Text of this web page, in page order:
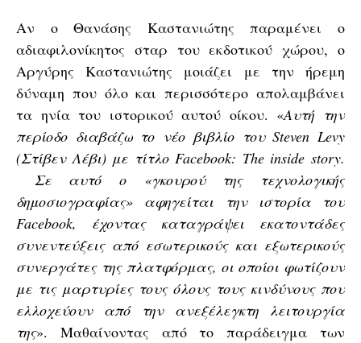
Αν ο Θανάσης Καστανιώτης παραμένει ο
αδιαφιλονίκητος σταρ του εκδοτικού χώρου, ο
Αργύρης Καστανιώτης μοιάζει με την ήρεμη
δύναμη που όλο και περισσότερο απολαμβάνει
τα ηνία του ιστορικού αυτού οίκου. «Αυτή την
περίοδο διαβάζω το νέο βιβλίο του Steven Levy
(Στίβεν Λέβι) με τίτλο Facebook: The inside story.
Σε αυτό ο «γκουρού της τεχνολογικής
δημοσιογραφίας» αφηγείται την ιστορία του
Facebook, έχοντας καταγράψει εκατοντάδες
συνεντεύξεις από εσωτερικούς και εξωτερικούς
συνεργάτες της πλατφόρμας, οι οποίοι φωτίζουν
με τις μαρτυρίες τους όλους τους κινδύνους που
ελλοχεύουν από την ανεξέλεγκτη λειτουργία
της». Μαθαίνοντας από το παράδειγμα των